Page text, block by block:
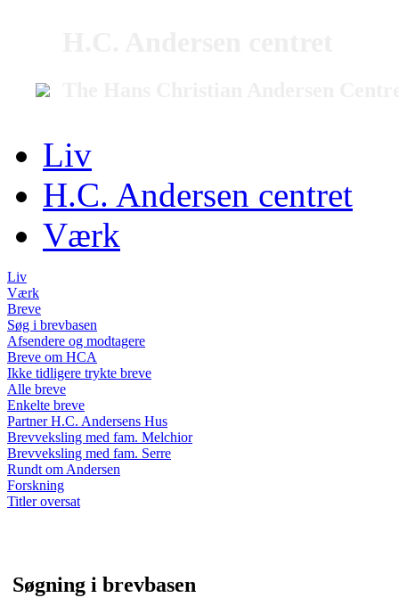
Liv
H.C. Andersen centret
Værk
Liv
Værk
Breve
Søg i brevbasen
Afsendere og modtagere
Breve om HCA
Ikke tidligere trykte breve
Alle breve
Enkelte breve
Partner H.C. Andersens Hus
Brevveksling med fam. Melchior
Brevveksling med fam. Serre
Rundt om Andersen
Forskning
Titler oversat
Søgning i brevbasen